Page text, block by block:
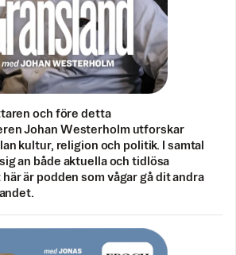
och före detta
Johan Westerholm utforskar
kultur, religion och politik. I samtal
an både aktuella och tidlösa
är podden som vågar gå dit andra